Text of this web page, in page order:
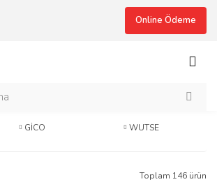
Online Ödeme
GİCO WUTSE
Toplam 146 ürün